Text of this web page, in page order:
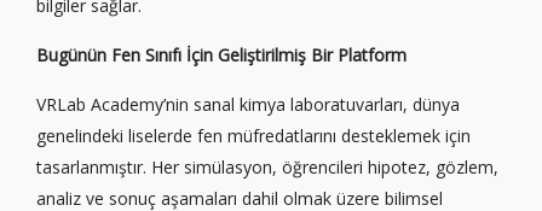
bilgiler sağlar.
Bugünün Fen Sınıfı İçin Geliştirilmiş Bir Platform
VRLab Academy’nin sanal kimya laboratuvarları, dünya
genelindeki liselerde fen müfredatlarını desteklemek için
tasarlanmıştır. Her simülasyon, öğrencileri hipotez, gözlem,
analiz ve sonuç aşamaları dahil olmak üzere bilimsel